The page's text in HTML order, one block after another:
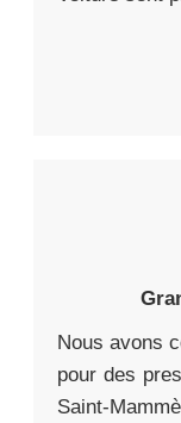
Nous avons
pour des
Saint-